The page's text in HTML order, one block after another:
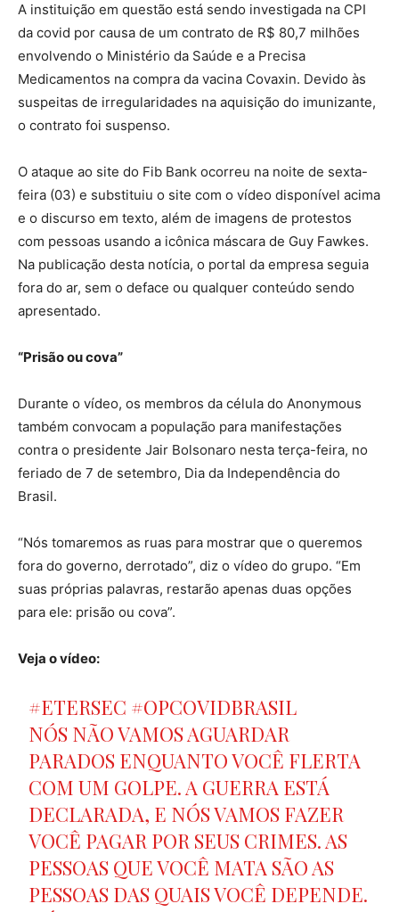
A instituição em questão está sendo investigada na CPI
da covid por causa de um contrato de R$ 80,7 milhões
envolvendo o Ministério da Saúde e a Precisa
Medicamentos na compra da vacina Covaxin. Devido às
suspeitas de irregularidades na aquisição do imunizante,
o contrato foi suspenso.
O ataque ao site do Fib Bank ocorreu na noite de sexta-
feira (03) e substituiu o site com o vídeo disponível acima
e o discurso em texto, além de imagens de protestos
com pessoas usando a icônica máscara de Guy Fawkes.
Na publicação desta notícia, o portal da empresa seguia
fora do ar, sem o deface ou qualquer conteúdo sendo
apresentado.
“Prisão ou cova”
Durante o vídeo, os membros da célula do Anonymous
também convocam a população para manifestações
contra o presidente Jair Bolsonaro nesta terça-feira, no
feriado de 7 de setembro, Dia da Independência do
Brasil.
“Nós tomaremos as ruas para mostrar que o queremos
fora do governo, derrotado”, diz o vídeo do grupo. “Em
suas próprias palavras, restarão apenas duas opções
para ele: prisão ou cova”.
Veja o vídeo:
#ETERSEC #OPCOVIDBRASIL
NÓS NÃO VAMOS AGUARDAR
PARADOS ENQUANTO VOCÊ FLERTA
COM UM GOLPE. A GUERRA ESTÁ
DECLARADA, E NÓS VAMOS FAZER
VOCÊ PAGAR POR SEUS CRIMES. AS
PESSOAS QUE VOCÊ MATA SÃO AS
PESSOAS DAS QUAIS VOCÊ DEPENDE.